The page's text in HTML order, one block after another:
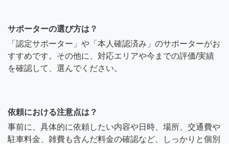
サポーターの選び方は？
「認定サポーター」や「本人確認済み」のサポーターがお
すすめです。その他に、対応エリアや今までの評価/実績
を確認して、選んでください。
依頼における注意点は？
事前に、具体的に依頼したい内容や日時、場所、交通費や
駐車料金、雑費も含んだ料金の確認など、しっかりと個別